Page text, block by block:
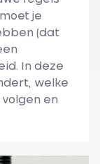
je
(dat
In deze
welke
en